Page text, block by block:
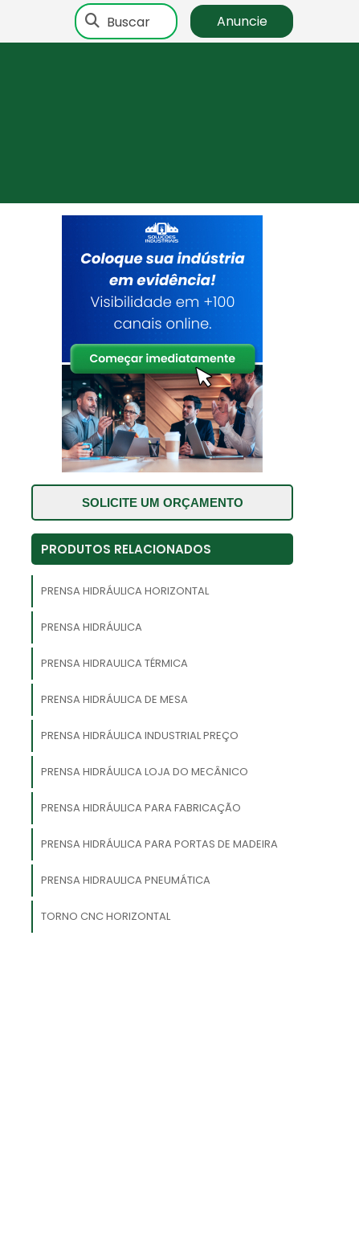
Buscar Anuncie
SOLICITE UM ORÇAMENTO
PRODUTOS RELACIONADOS
PRENSA HIDRÁULICA HORIZONTAL
PRENSA HIDRÁULICA
PRENSA HIDRAULICA TÉRMICA
PRENSA HIDRÁULICA DE MESA
PRENSA HIDRÁULICA INDUSTRIAL PREÇO
PRENSA HIDRÁULICA LOJA DO MECÂNICO
PRENSA HIDRÁULICA PARA FABRICAÇÃO
PRENSA HIDRÁULICA PARA PORTAS DE MADEIRA
PRENSA HIDRAULICA PNEUMÁTICA
TORNO CNC HORIZONTAL